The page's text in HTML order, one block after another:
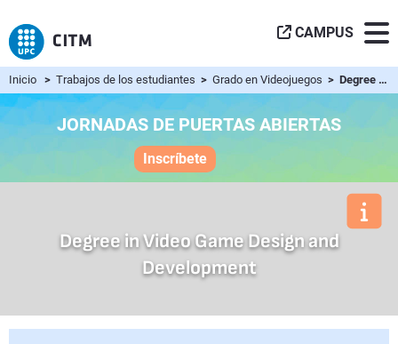
CAMPUS
Inicio > Trabajos de los estudiantes > Grado en Videojuegos > Degree in Video Game Design and Development
JORNADAS DE PUERTAS ABIERTAS
Inscríbete
Degree in Video Game Design and
Development